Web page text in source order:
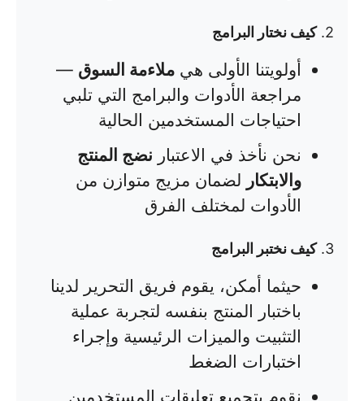
2. كيف نختار البرامج
أولويتنا الأولى هي ملاءمة السوق —
مراجعة الأدوات والبرامج التي تلبي
احتياجات المستخدمين الحالية
نحن نأخذ في الاعتبار نضج المنتج
والابتكار لضمان مزيج متوازن من
الأدوات لمختلف الفرق
3. كيف نختبر البرامج
حيثما أمكن، يقوم فريق التحرير لدينا
باختبار المنتج بنفسه لتجربة عملية
التثبيت والميزات الرئيسية وإجراء
اختبارات الضغط
نقوم بتجميع تعليقات المستخدمين